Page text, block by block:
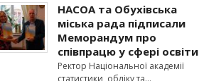
НАСОА та Обухівська
міська рада підписали
Меморандум про
співпрацю у сфері освіти
Ректор Національної академії
статистики, обліку та